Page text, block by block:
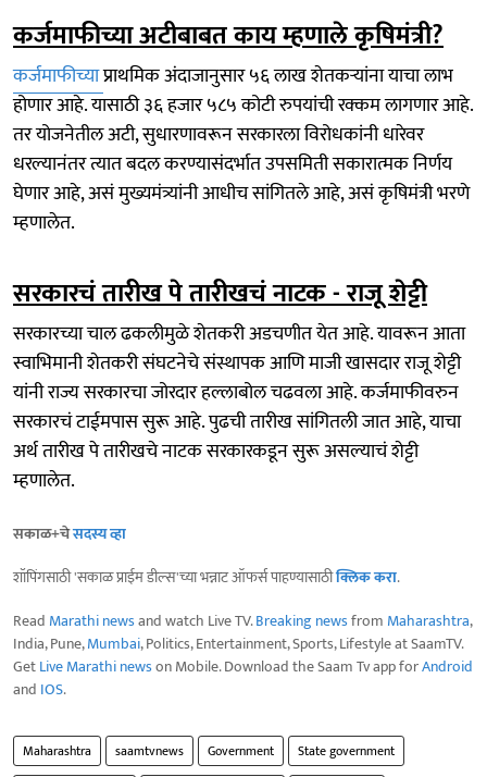
कर्जमाफीच्या अटीबाबत काय म्हणाले कृषिमंत्री?
कर्जमाफीच्याप्राथमिक अंदाजानुसार ५६ लाख शेतकऱ्यांना याचा लाभ
होणार आहे. यासाठी ३६ हजार ५८५ कोटी रुपयांची रक्कम लागणार आहे.
तर योजनेतील अटी, सुधारणावरून सरकारला विरोधकांनी धारेवर
धरल्यानंतर त्यात बदल करण्यासंदर्भात उपसमिती सकारात्मक निर्णय
घेणार आहे, असं मुख्यमंत्र्यांनी आधीच सांगितले आहे, असं कृषिमंत्री भरणे
म्हणालेत.
सरकारचं तारीख पे तारीखचं नाटक - राजू शेट्टी
सरकारच्या चाल ढकलीमुळे शेतकरी अडचणीत येत आहे. यावरून आता
स्वाभिमानी शेतकरी संघटनेचे संस्थापक आणि माजी खासदार राजू शेट्टी
यांनी राज्य सरकारचा जोरदार हल्लाबोल चढवला आहे. कर्जमाफीवरुन
सरकारचं टाईमपास सुरू आहे. पुढची तारीख सांगितली जात आहे, याचा
अर्थ तारीख पे तारीखचे नाटक सरकारकडून सुरू असल्याचं शेट्टी
म्हणालेत.
सकाळ+चेसदस्य व्हा
शॉपिंगसाठी 'सकाळ प्राईम डील्स'च्या भन्नाट ऑफर्स पाहण्यासाठीक्लिक करा.
Read Marathi newsand watch Live TV.Breaking newsfrom Maharashtra,
India, Pune,Mumbai, Politics, Entertainment, Sports, Lifestyle at SaamTV.
GetLive Marathi newson Mobile. Download the Saam Tv app forAndroid
and IOS.
Maharashtra saamtvnews Government
State government